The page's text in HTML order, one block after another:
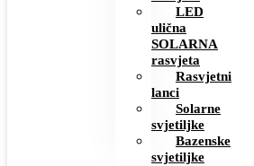
LED
ulična
SOLARNA
rasvjeta
Rasvjetni
lanci
Solarne
svjetiljke
Bazenske
svjetiljke